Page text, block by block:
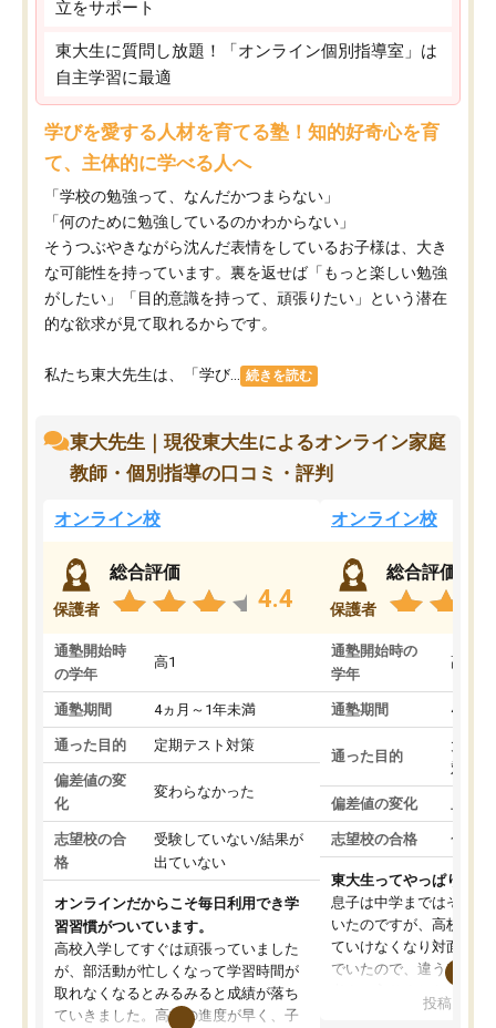
立をサポート
東大生に質問し放題！「オンライン個別指導室」は
自主学習に最適
学びを愛する人材を育てる塾！知的好奇心を育
て、主体的に学べる人へ
「学校の勉強って、なんだかつまらない」
「何のために勉強しているのかわからない」
そうつぶやきながら沈んだ表情をしているお子様は、大き
な可能性を持っています。裏を返せば「もっと楽しい勉強
がしたい」「目的意識を持って、頑張りたい」という潜在
的な欲求が見て取れるからです。
私たち東大先生は、「学び... 続きを読む
東大先生｜現役東大生によるオンライン家庭
教師・個別指導の口コミ・評判
オンライン校
保護者
総合評価
4.4
通塾開始時
の学年
高1
通塾期間 4ヵ月～1年未満
通った目的 定期テスト対策
偏差値の変
化
変わらなかった
志望校の合
格
受験していない/結果が
出ていない
オンラインだからこそ毎日利用でき学
習習慣がついています。
高校入学してすぐは頑張っていました
が、部活動が忙しくなって学習時間が
取れなくなるとみるみると成績が落ち
ていきました。高校の進度が早く、子
オンライン校
保護者
総合評価
通塾開始時の
学年
高3
通塾期間 4ヵ月
通った目的
大学
対策
偏差値の変化 上が
志望校の合格 合格
東大生ってやっぱりすご
息子は中学まではそこそ
いたのですが、高校に入
ていけなくなり対面の塾
でいたので、違うアプロ
で、当初は模試でD判定
投稿日：